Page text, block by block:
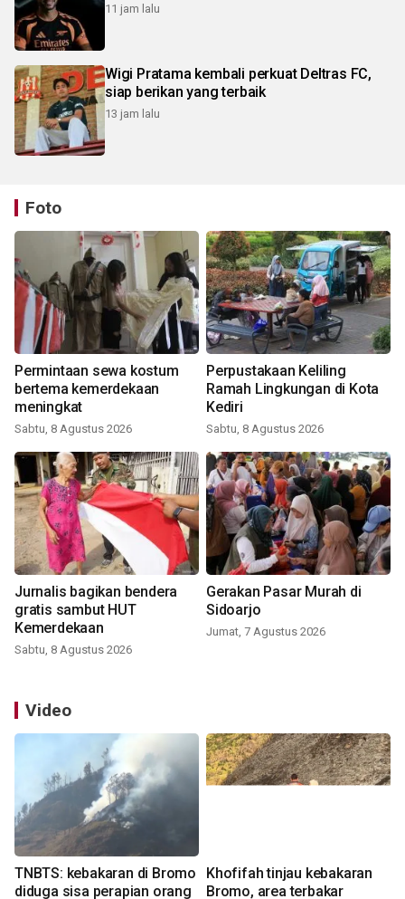
11 jam lalu
Wigi Pratama kembali perkuat Deltras FC,
siap berikan yang terbaik
13 jam lalu
Foto
Permintaan sewa kostum
bertema kemerdekaan
meningkat
Sabtu, 8 Agustus 2026
Perpustakaan Keliling
Ramah Lingkungan di Kota
Kediri
Sabtu, 8 Agustus 2026
Jurnalis bagikan bendera
gratis sambut HUT
Kemerdekaan
Sabtu, 8 Agustus 2026
Gerakan Pasar Murah di
Sidoarjo
Jumat, 7 Agustus 2026
Video
TNBTS: kebakaran di Bromo
diduga sisa perapian orang
Khofifah tinjau kebakaran
Bromo, area terbakar